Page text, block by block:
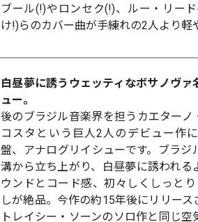
ブール(!)やロンセク(!)、ルー・リー
け!)らのカバー曲が手練れの2人より軽
白昼夢に誘うウェッティなボサノヴ
ュー。
後のブラジル音楽界を担うカエターノ
コスタという巨人2人のデビュー作
盤、アナログリイシューです。ブラジ
溝から立ち上がり、白昼夢に誘われる
ウンドとコード感、初々しくしっと
しが絶品。今作の約15年後にリリー
トレイシー・ソーンのソロ作と同じ